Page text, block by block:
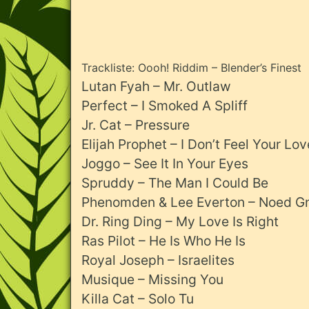
Trackliste: Oooh! Riddim – Blender’s Finest
Lutan Fyah – Mr. Outlaw
Perfect – I Smoked A Spliff
Jr. Cat – Pressure
Elijah Prophet – I Don’t Feel Your
Joggo – See It In Your Eyes
Spruddy – The Man I Could Be
Phenomden & Lee Everton – Noed
Dr. Ring Ding – My Love Is Right
Ras Pilot – He Is Who He Is
Royal Joseph – Israelites
Musique – Missing You
Killa Cat – Solo Tu